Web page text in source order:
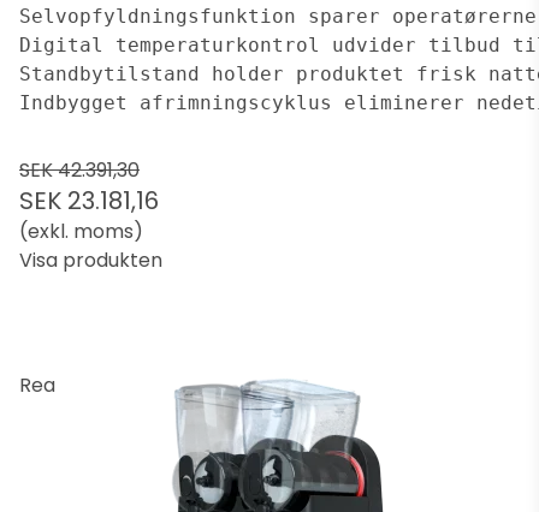
Selvopfyldningsfunktion sparer
Digital temperaturkontrol udvider tilbud
Standbytilstand holder produktet frisk
Indbygget afrimningscyklus eliminerer
SEK 42.391,30
SEK 23.181,16
(exkl. moms)
Visa produkten
Rea